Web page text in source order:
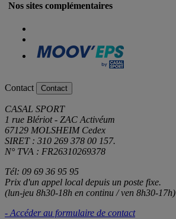
Nos sites complémentaires
Contact Contact
CASAL SPORT
1 rue Blériot - ZAC Activéum
67129 MOLSHEIM Cedex
SIRET : 310 269 378 00 157.
N° TVA : FR26310269378
Tél: 09 69 36 95 95
Prix d'un appel local depuis un poste fixe.
(lun-jeu 8h30-18h en continu / ven 8h30-17h)
- Accéder au formulaire de contact